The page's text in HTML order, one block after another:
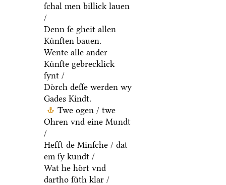
ſchal men billick lauen
/
Denn ſe gheit allen
Kuͤnſten bauen.
Wente alle ander
Kuͤnſte gebrecklick
ſynt /
Doͤrch deſſe werden wy
Gades Kindt.
Twe ogen / twe
Ohren vnd eine Mundt
/
Hefft de Minſche / dat
em ſy kundt /
Wat he hoͤrt vnd
dartho ſuͤth klar /